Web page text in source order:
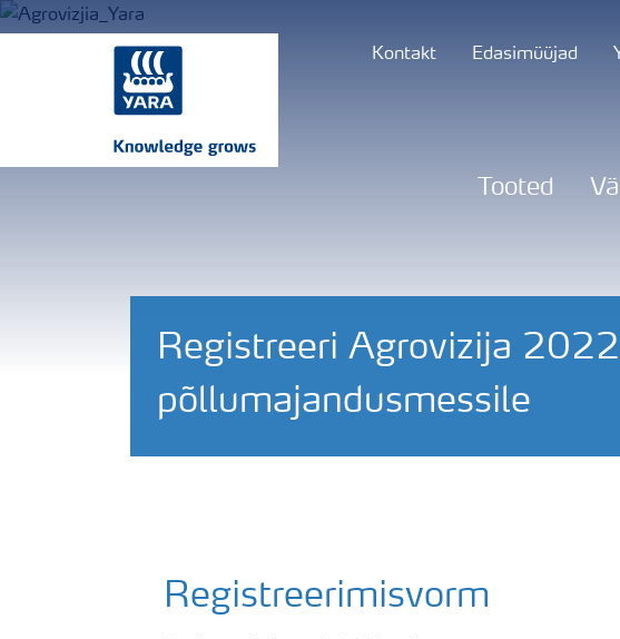
Kontakt Edasimüüjad
Tooted
Registreeri Agrovizija
põllumajandusmessile
Registreerimisvorm